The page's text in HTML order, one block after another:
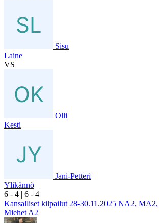
Sisu
Laine
VS
Olli
Kesti
Jani-Petteri
Ylikännö
6 - 4 | 6 - 4
Kansalliset kilpailut 28-30.11.2025 NA2,
Miehet A2